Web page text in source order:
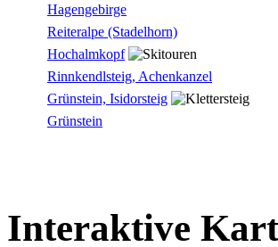
Hagengebirge
Reiteralpe (Stadelhorn)
Hochalmkopf
Rinnkendlsteig, Achenkanzel
Grünstein, Isidorsteig
Grünstein
Interaktive